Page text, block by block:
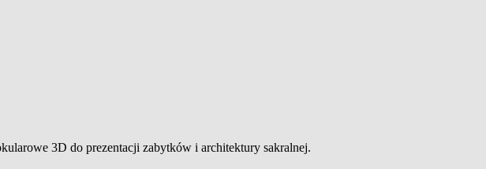
3D do prezentacji zabytków i architektury sakralnej.